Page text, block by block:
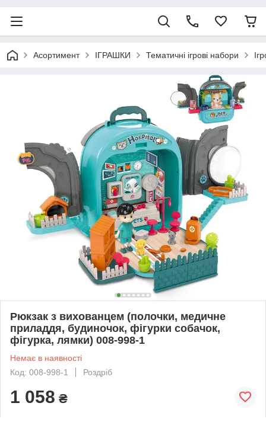
Асортимент ІГРАШКИ Тематичні ігрові набори
Рюкзак з вихованцем (полочки, медичне
приладдя, будиночок, фігурки собачок,
фігурка, лямки) 008-998-1
Немає в наявності
Код: 008-998-1
Роздріб
1 058 ₴